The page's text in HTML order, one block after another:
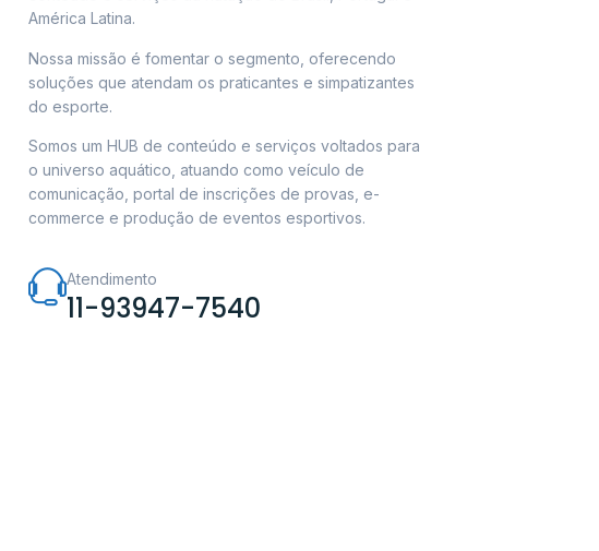
América Latina.
Nossa missão é fomentar o segmento, oferecendo
soluções que atendam os praticantes e simpatizantes
do esporte.
Somos um HUB de conteúdo e serviços voltados para
o universo aquático, atuando como veículo de
comunicação, portal de inscrições de provas, e-
commerce e produção de eventos esportivos.
Atendimento
11-93947-7540